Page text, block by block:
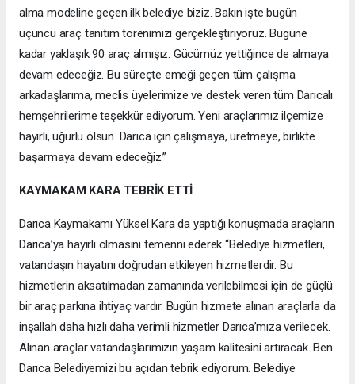
alma modeline geçen ilk belediye biziz. Bakın işte bugün
üçüncü araç tanıtım törenimizi gerçekleştiriyoruz. Bugüne
kadar yaklaşık 90 araç almışız. Gücümüz yettiğince de almaya
devam edeceğiz. Bu süreçte emeği geçen tüm çalışma
arkadaşlarıma, meclis üyelerimize ve destek veren tüm Darıcalı
hemşehrilerime teşekkür ediyorum. Yeni araçlarımız ilçemize
hayırlı, uğurlu olsun. Darıca için çalışmaya, üretmeye, birlikte
başarmaya devam edeceğiz.”
KAYMAKAM KARA TEBRİK ETTİ
Darıca Kaymakamı Yüksel Kara da yaptığı konuşmada araçların
Darıca’ya hayırlı olmasını temenni ederek “Belediye hizmetleri,
vatandaşın hayatını doğrudan etkileyen hizmetlerdir. Bu
hizmetlerin aksatılmadan zamanında verilebilmesi için de güçlü
bir araç parkına ihtiyaç vardır. Bugün hizmete alınan araçlarla da
inşallah daha hızlı daha verimli hizmetler Darıca’mıza verilecek.
Alınan araçlar vatandaşlarımızın yaşam kalitesini artıracak. Ben
Darıca Belediyemizi bu açıdan tebrik ediyorum. Belediye